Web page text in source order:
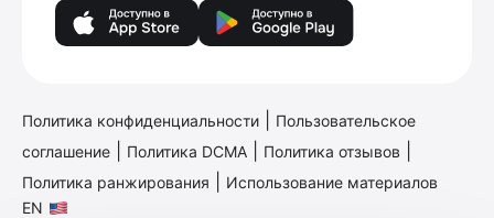
Политика конфиденциальности
Пользовательское
соглашение
Политика DCMA Политика отзывов
Политика ранжирования
Использование материалов
EN